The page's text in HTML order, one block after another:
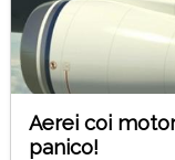
Aerei coi
panico!